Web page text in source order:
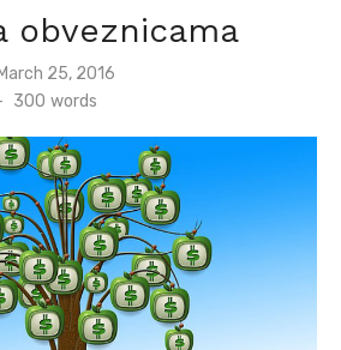
obveznicama
March 25, 2016
300 words